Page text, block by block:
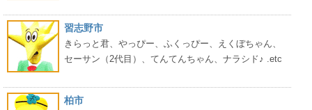
習志野市
きらっと君、やっぴー、ふくっぴー、えくぼちゃん、
セーサン（2代目）、てんてんちゃん、ナラシド♪ .etc
柏市